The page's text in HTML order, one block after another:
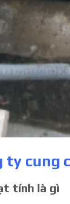
ty cung
tính là gì